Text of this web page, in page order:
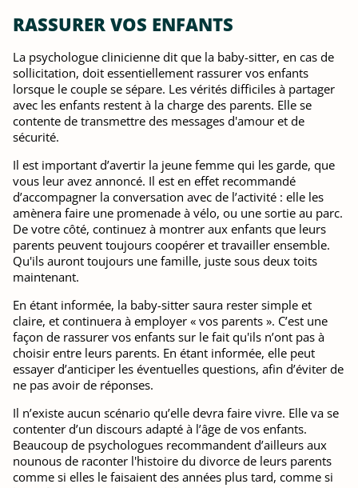
RASSURER VOS ENFANTS
La psychologue clinicienne dit que la baby-sitter, en cas de
sollicitation, doit essentiellement rassurer vos enfants
lorsque le couple se sépare. Les vérités difficiles à partager
avec les enfants restent à la charge des parents. Elle se
contente de transmettre des messages d'amour et de
sécurité.
Il est important d’avertir la jeune femme qui les garde, que
vous leur avez annoncé. Il est en effet recommandé
d’accompagner la conversation avec de l’activité : elle les
amènera faire une promenade à vélo, ou une sortie au parc.
De votre côté, continuez à montrer aux enfants que leurs
parents peuvent toujours coopérer et travailler ensemble.
Qu'ils auront toujours une famille, juste sous deux toits
maintenant.
En étant informée, la baby-sitter saura rester simple et
claire, et continuera à employer « vos parents ». C’est une
façon de rassurer vos enfants sur le fait qu'ils n’ont pas à
choisir entre leurs parents. En étant informée, elle peut
essayer d’anticiper les éventuelles questions, afin d’éviter de
ne pas avoir de réponses.
Il n’existe aucun scénario qu’elle devra faire vivre. Elle va se
contenter d’un discours adapté à l’âge de vos enfants.
Beaucoup de psychologues recommandent d’ailleurs aux
nounous de raconter l'histoire du divorce de leurs parents
comme si elles le faisaient des années plus tard, comme si